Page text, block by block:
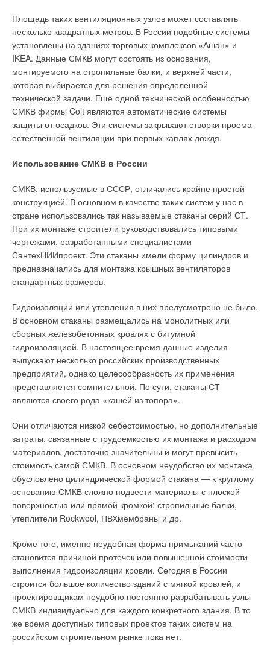
Площадь таких вентиляционных узлов может составлять
несколько квадратных метров. В России подобные системы
установлены на зданиях торговых комплексов «Ашан» и
IKEA. Данные СМКВ могут состоять из основания,
монтируемого на стропильные балки, и верхней части,
которая выбирается для решения определенной
технической задачи. Еще одной технической особенностью
СМКВ фирмы Colt являются автоматические системы
защиты от осадков. Эти системы закрывают створки проема
естественной вентиляции при первых каплях дождя.
Использование СМКВ в России
СМКВ, используемые в СССР, отличались крайне простой
конструкцией. В основном в качестве таких систем у нас в
стране использовались так называемые стаканы серий СТ.
При их монтаже строители руководствовались типовыми
чертежами, разработанными специалистами
СантехНИИпроект. Эти стаканы имели форму цилиндров и
предназначались для монтажа крышных вентиляторов
стандартных размеров.
Гидроизоляции или утепления в них предусмотрено не было.
В основном стаканы размещались на монолитных или
сборных железобетонных кровлях с битумной
гидроизоляцией. В настоящее время данные изделия
выпускают несколько российских производственных
предприятий, однако целесообразность их применения
представляется сомнительной. По сути, стаканы СТ
являются своего рода «кашей из топора».
Они отличаются низкой себестоимостью, но дополнительные
затраты, связанные с трудоемкостью их монтажа и расходом
материалов, достаточно значительны и могут превысить
стоимость самой СМКВ. В основном неудобство их монтажа
обусловлено цилиндрической формой стакана — к круглому
основанию СМКВ сложно подвести материалы с плоской
поверхностью или прямой кромкой: стропильные балки,
утеплители Rockwool, ПВХмембраны и др.
Кроме того, именно неудобная форма примыканий часто
становится причиной протечек или повышенной стоимости
выполнения гидроизоляции кровли. Сегодня в России
строится большое количество зданий с мягкой кровлей, и
проектировщикам неудобно постоянно разрабатывать узлы
СМКВ индивидуально для каждого конкретного здания. В то
же время доступных типовых проектов таких систем на
российском строительном рынке пока нет.